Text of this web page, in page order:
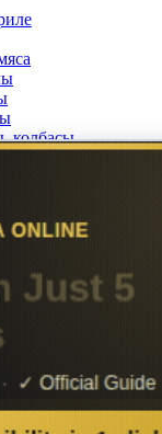
колбасы
волованы